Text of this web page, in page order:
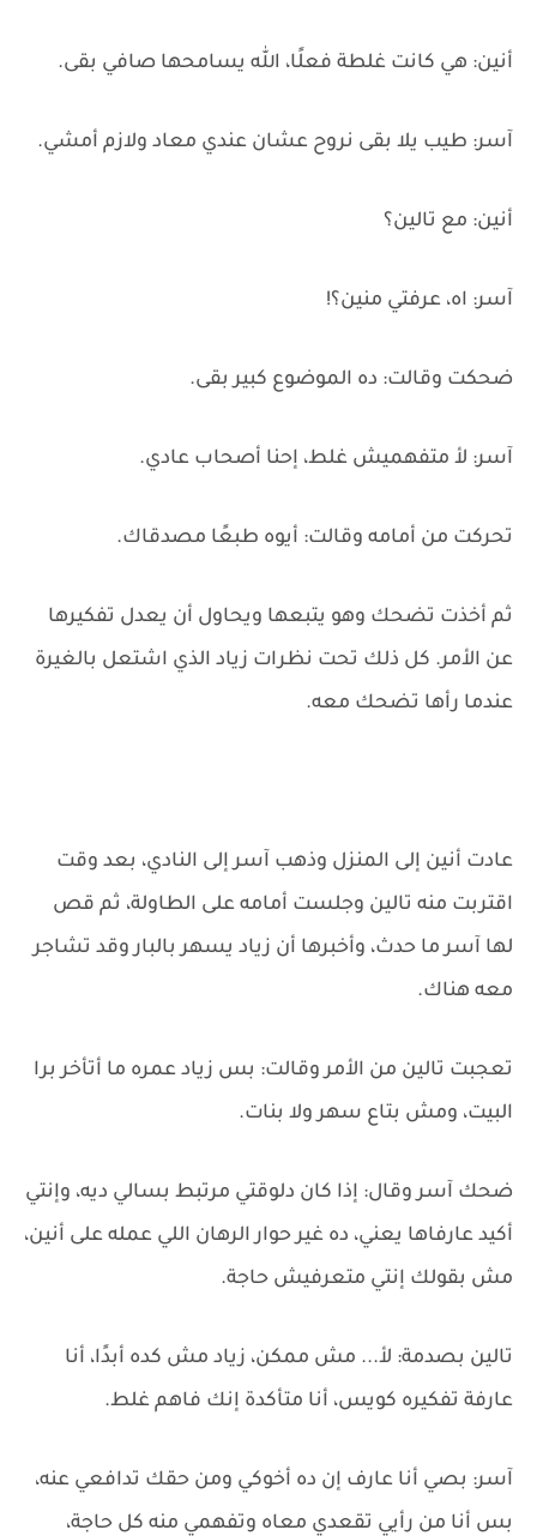
أنين: هي كانت غلطة فعلًا، الله يسامحها صافي بقى.
آسر: طيب يلا بقى نروح عشان عندي معاد ولازم أمشي.
أنين: مع تالين؟
آسر: اه، عرفتي منين؟!
ضحكت وقالت: ده الموضوع كبير بقى.
آسر: لأ متفهميش غلط، إحنا أصحاب عادي.
تحركت من أمامه وقالت: أيوه طبعًا مصدقاك.
ثم أخذت تضحك وهو يتبعها ويحاول أن يعدل تفكيرها
عن الأمر. كل ذلك تحت نظرات زياد الذي اشتعل بالغيرة
عندما رأها تضحك معه.
عادت أنين إلى المنزل وذهب آسر إلى النادي، بعد وقت
اقتربت منه تالين وجلست أمامه على الطاولة، ثم قص
لها آسر ما حدث، وأخبرها أن زياد يسهر بالبار وقد تشاجر
معه هناك.
تعجبت تالين من الأمر وقالت: بس زياد عمره ما أتأخر برا
البيت، ومش بتاع سهر ولا بنات.
ضحك آسر وقال: إذا كان دلوقتي مرتبط بسالي ديه، وإنتي
أكيد عارفاها يعني، ده غير حوار الرهان اللي عمله على أنين،
مش بقولك إنتي متعرفيش حاجة.
تالين بصدمة: لأ... مش ممكن، زياد مش كده أبدًا، أنا
عارفة تفكيره كويس، أنا متأكدة إنك فاهم غلط.
آسر: بصي أنا عارف إن ده أخوكي ومن حقك تدافعي عنه،
بس أنا من رأيي تقعدي معاه وتفهمي منه كل حاجة،